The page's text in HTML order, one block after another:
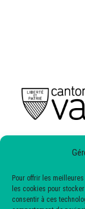
Pour offrir les
les cookies pour
consentir à ces